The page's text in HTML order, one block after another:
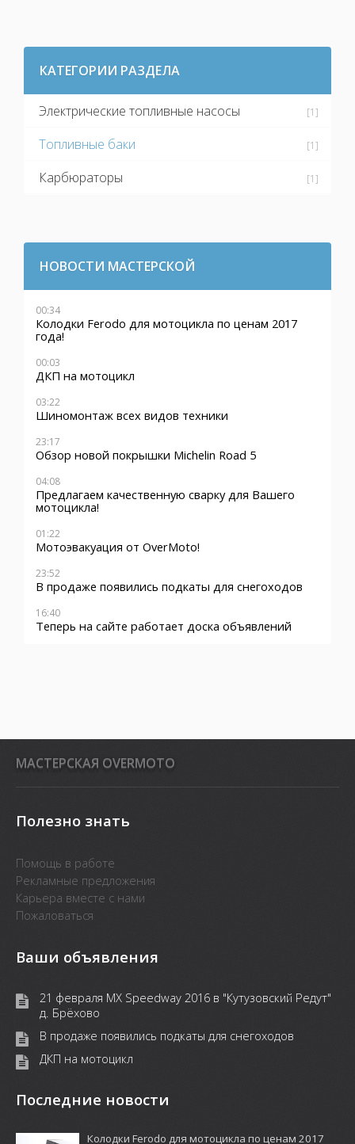
КАТЕГОРИИ РАЗДЕЛА
Электрические топливные насосы [1]
Топливные баки [1]
Карбюраторы [1]
НОВОСТИ МАСТЕРСКОЙ
00:34
Колодки Ferodo для мотоцикла по ценам 2017
года!
00:03
ДКП на мотоцикл
03:22
Шиномонтаж всех видов техники
23:17
Обзор новой покрышки Michelin Road 5
04:08
Предлагаем качественную сварку для Вашего
мотоцикла!
01:22
Мотоэвакуация от OverMoto!
23:52
В продаже появились подкаты для снегоходов
16:40
Теперь на сайте работает доска объявлений
MАСТЕРСКАЯ OVERMOTO
Полезно знать
Помощь в работе
Рекламные предложения
Карьера вместе с нами
Пожаловаться
Ваши объявления
21 февраля MX Speedway 2016 в "Кутузовский Редут"
д. Брёхово
В продаже появились подкаты для снегоходов
ДКП на мотоцикл
Последние новости
Колодки Ferodo для мотоцикла по ценам 2017